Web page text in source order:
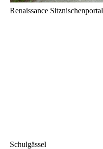
Renaissance Sitznischenportal
Schulgässel